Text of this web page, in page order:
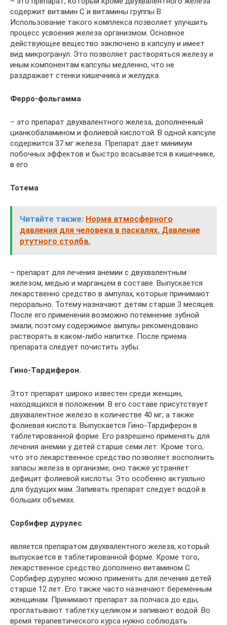
содержит витамин С и витамины группы В.
Использование такого комплекса позволяет улучшить
процесс усвоения железа организмом. Основное
действующее вещество заключено в капсулу и имеет
вид микрогранул. Это позволяет растворяться железу и
иным компонентам капсулы медленно, что не
раздражает стенки кишечника и желудка.
Ферро-фольгамма
– это препарат двухвалентного железа, дополненный
цианкобаламином и фолиевой кислотой. В одной капсуле
содержится 37 мг железа. Препарат дает минимум
побочных эффектов и быстро всасывается в кишечнике,
в его
Тотема
Читайте также: Норма атмосферного
давления для человека в паскалях. Давление
ртутного столба.
– препарат для лечения анемии с двухвалентным
железом, медью и марганцем в составе. Выпускается
лекарственно средство в ампулах, которые принимают
перорально. Тотему назначают детям старше 3 месяцев.
После его применения возможно потемнение зубной
эмали, поэтому содержимое ампулы рекомендовано
растворять в каком-либо напитке. После приема
препарата следует почистить зубы.
Гино-Тардиферон.
Этот препарат широко известен среди женщин,
находящихся в положении. В его составе присутствует
двухвалентное железо в количестве 40 мг, а также
фолиевая кислота. Выпускается Гино-Тардиферон в
таблетированной форме. Его разрешено применять для
лечения анемии у детей старше семи лет. Кроме того,
что это лекарственное средство позволяет восполнить
запасы железа в организме, оно также устраняет
дефицит фолиевой кислоты. Это особенно актуально
для будущих мам. Запивать препарат следует водой в
больших объемах.
Сорбифер дурулес
является препаратом двухвалентного железа, который
выпускается в таблетированной форме. Кроме того,
лекарственное средство дополнено витамином С.
Сорбифер дурулес можно применять для лечения детей
старше 12 лет. Его также часто назначают беременным
женщинам. Принимают препарат за полчаса до еды,
проглатывают таблетку целиком и запивают водой. Во
время терапевтического курса нужно соблюдать